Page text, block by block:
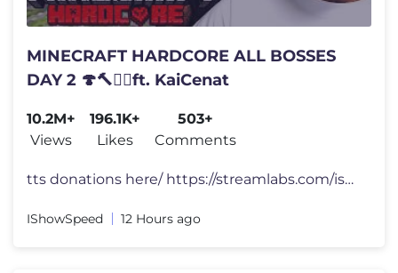
MINECRAFT HARDCORE ALL BOSSES
DAY 2 🍄🔨🧟‍♂️ft. KaiCenat
10.2M+
Views
196.1K+
Likes
503+
Comments
tts donations here/ https://streamlabs.com/ishowspeed FOLLOW ME 👀
IShowSpeed 12 Hours ago